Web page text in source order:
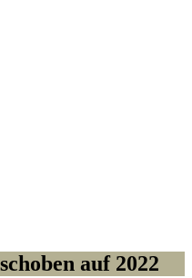
auf 2022